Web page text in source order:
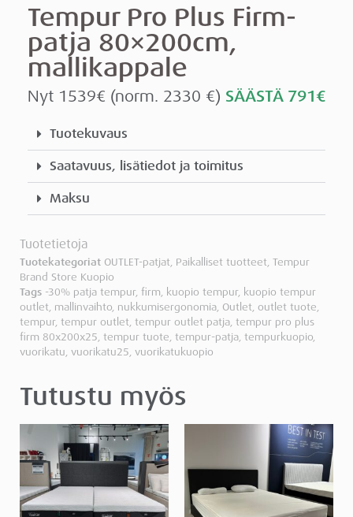
Tempur Pro Plus Firm-
patja 80×200cm,
mallikappale
Nyt 1539€ (norm. 2330 €) SÄÄSTÄ 791€
Tuotekuvaus
Saatavuus, lisätiedot ja toimitus
Maksu
Tuotetietoja
Tuotekategoriat OUTLET-patjat, Paikalliset tuotteet, Tempur
Brand Store Kuopio
Tags -30% patja tempur, firm, kuopio tempur, kuopio tempur
outlet, mallinvaihto, nukkumisergonomia, Outlet, outlet tuote,
tempur, tempur outlet, tempur outlet patja, tempur pro plus
firm 80x200x25, tempur tuote, tempur-patja, tempurkuopio,
vuorikatu, vuorikatu25, vuorikatukuopio
Tutustu myös